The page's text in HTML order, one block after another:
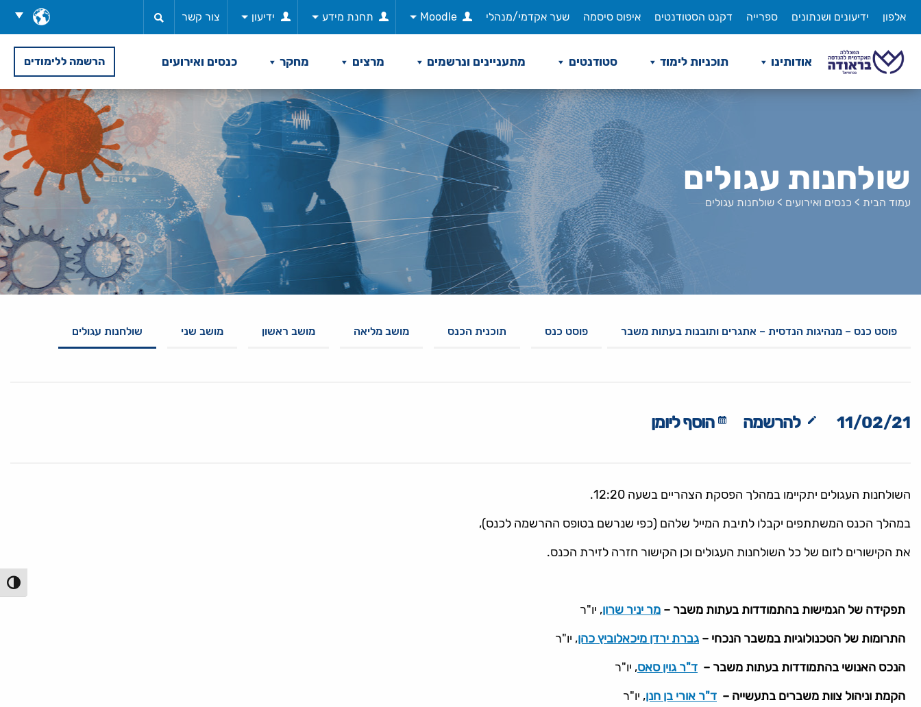
לתוכן
בחר
שפה
אלפון ידיעונים ושנתונים ספרייה דקנט הסטודנטים איפוס סיסמה שער אקדמי/מנהלי Moodle תחנת מידע ידיעון צור קשר
אודותינו תוכניות לימוד סטודנטים מתעניינים ונרשמים מרצים מחקר כנסים ואירועים הרשמה ללימודים
שולחנות עגולים
עמוד הבית > כנסים ואירועים > שולחנות עגולים
פוסט כנס – מנהיגות הנדסית – אתגרים ותובנות בעתות משבר פוסט כנס תוכנית הכנס מושב מליאה מושב ראשון מושב שני שולחנות עגולים
11/02/21 להרשמה הוסף ליומן
השולחנות העגולים יתקיימו במהלך הפסקת הצהריים בשעה 12:20.
במהלך הכנס המשתתפים יקבלו לתיבת המייל שלהם (כפי שנרשם בטופס ההרשמה לכנס),
את הקישורים לזום של כל השולחנות העגולים וכן הקישור חזרה לזירת הכנס.
תפקידה של הגמישות בהתמודדות בעתות משבר – מר יניר שרון, יו"ר
התרומות של הטכנולוגיות במשבר הנכחי – גברת ירדן מיכאלוביץ כהן, יו"ר
הנכס האנושי בהתמודדות בעתות משבר – ד"ר גוין סאס, יו"ר
הקמת וניהול צוות משברים בתעשייה – ד"ר אורי בן חנן, יו"ר